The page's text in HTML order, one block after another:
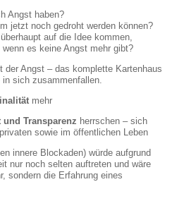
Angst haben?
jetzt noch gedroht werden können?
auf die Idee kommen,
es keine Angst mehr gibt?
der Angst – das komplette Kartenhaus
in sich zusammenfallen.
mehr
und Transparenz herrschen – sich
sowie im öffentlichen Leben
innere Blockaden) würde aufgrund
nur noch selten auftreten und wäre
sondern die Erfahrung eines